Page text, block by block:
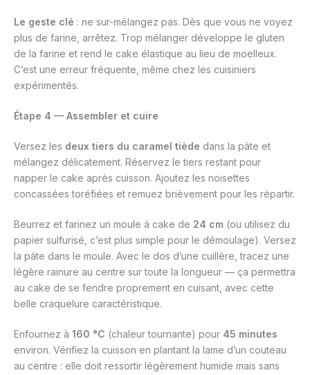
Le geste clé : ne sur-mélangez pas. Dès que vous ne voyez
plus de farine, arrêtez. Trop mélanger développe le gluten
de la farine et rend le cake élastique au lieu de moelleux.
C’est une erreur fréquente, même chez les cuisiniers
expérimentés.
Étape 4 — Assembler et cuire
Versez les deux tiers du caramel tiède dans la pâte et
mélangez délicatement. Réservez le tiers restant pour
napper le cake après cuisson. Ajoutez les noisettes
concassées toréfiées et remuez brièvement pour les répartir.
Beurrez et farinez un moule à cake de 24 cm (ou utilisez du
papier sulfurisé, c’est plus simple pour le démoulage). Versez
la pâte dans le moule. Avec le dos d’une cuillère, tracez une
légère rainure au centre sur toute la longueur — ça permettra
au cake de se fendre proprement en cuisant, avec cette
belle craquelure caractéristique.
Enfournez à 160 °C (chaleur tournante) pour 45 minutes
environ. Vérifiez la cuisson en plantant la lame d’un couteau
au centre : elle doit ressortir légèrement humide mais sans